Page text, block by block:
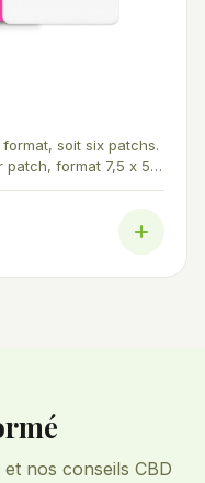
soit six patchs.
patch, format 7,5 x 5,8
nos conseils CBD